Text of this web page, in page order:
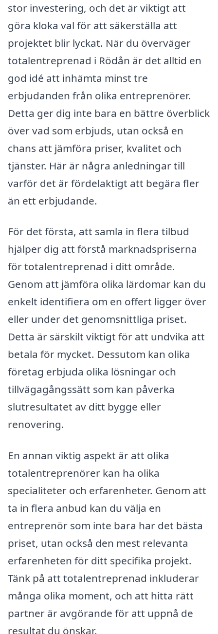
stor investering, och det är viktigt att
göra kloka val för att säkerställa att
projektet blir lyckat. När du överväger
totalentreprenad i Rödån är det alltid en
god idé att inhämta minst tre
erbjudanden från olika entreprenörer.
Detta ger dig inte bara en bättre överblick
över vad som erbjuds, utan också en
chans att jämföra priser, kvalitet och
tjänster. Här är några anledningar till
varför det är fördelaktigt att begära fler
än ett erbjudande.
För det första, att samla in flera tilbud
hjälper dig att förstå marknadspriserna
för totalentreprenad i ditt område.
Genom att jämföra olika lärdomar kan du
enkelt identifiera om en offert ligger över
eller under det genomsnittliga priset.
Detta är särskilt viktigt för att undvika att
betala för mycket. Dessutom kan olika
företag erbjuda olika lösningar och
tillvägagångssätt som kan påverka
slutresultatet av ditt bygge eller
renovering.
En annan viktig aspekt är att olika
totalentreprenörer kan ha olika
specialiteter och erfarenheter. Genom att
ta in flera anbud kan du välja en
entreprenör som inte bara har det bästa
priset, utan också den mest relevanta
erfarenheten för ditt specifika projekt.
Tänk på att totalentreprenad inkluderar
många olika moment, och att hitta rätt
partner är avgörande för att uppnå de
resultat du önskar.